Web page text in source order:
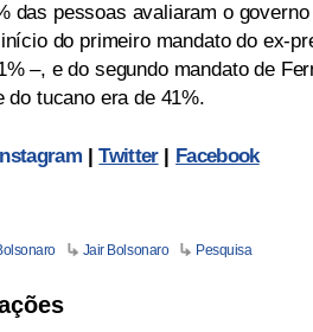
das pessoas avaliaram o
do primeiro mandato do ex-
–, e do segundo mandato de
do tucano era de 41%.
Instagram|Twitter| Facebook
Jair Bolsonaro Pesquisa